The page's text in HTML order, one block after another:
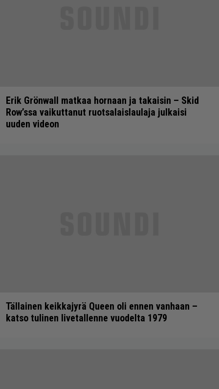
Erik Grönwall matkaa hornaan ja takaisin – Skid
Row’ssa vaikuttanut ruotsalaislaulaja julkaisi
uuden videon
Tällainen keikkajyrä Queen oli ennen vanhaan –
katso tulinen livetallenne vuodelta 1979